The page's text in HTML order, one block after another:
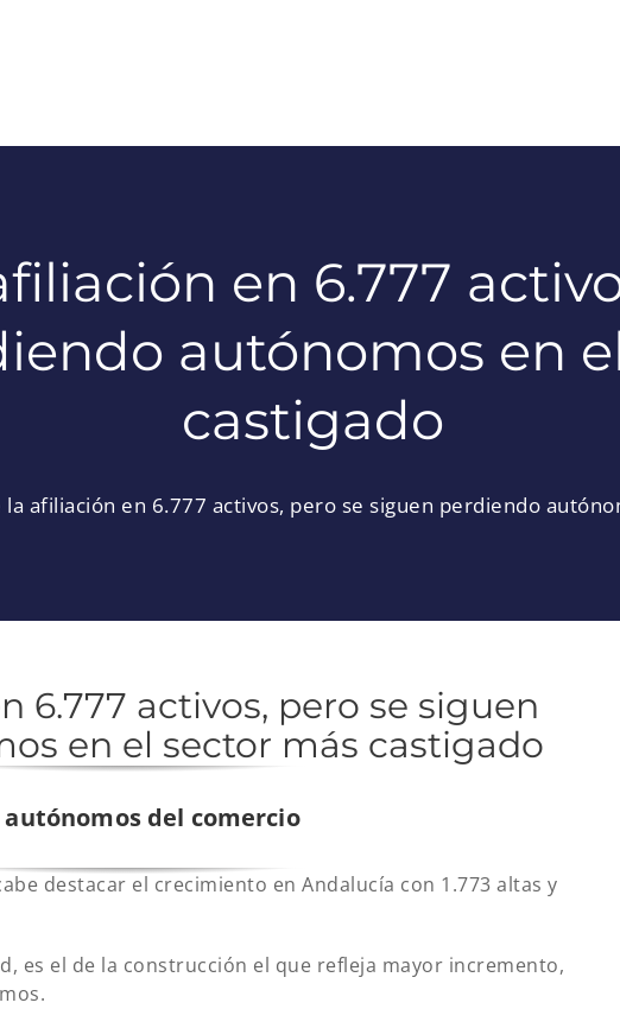
en 6.777
autónomos en
castigado
la afiliación en 6.777 activos, pero se siguen perdiendo
6.777 activos, pero se siguen
en el sector más castigado
del comercio
destacar el crecimiento en Andalucía con 1.773 altas y
es el de la construcción el que refleja mayor incremento,